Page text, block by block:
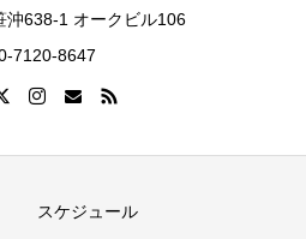
沖638-1 オークビル106
7120-8647
スケジュール